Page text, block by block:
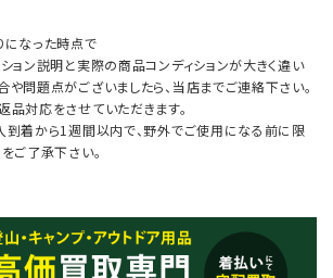
になった時点で
ョン説明と実際の商品コンディションが大きく違い
問題点がございましたら、当店までご連絡下さい。
対応をさせていただきます。
到着から1週間以内で、野外でご使用になる前に限
ご了承下さい。